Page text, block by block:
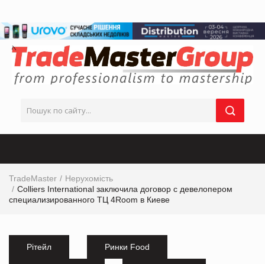
TradeMaster
Нерухомість
Colliers International заключила договор c девелопером
специализированного ТЦ 4Room в Киеве
Рітейл Ринки Food